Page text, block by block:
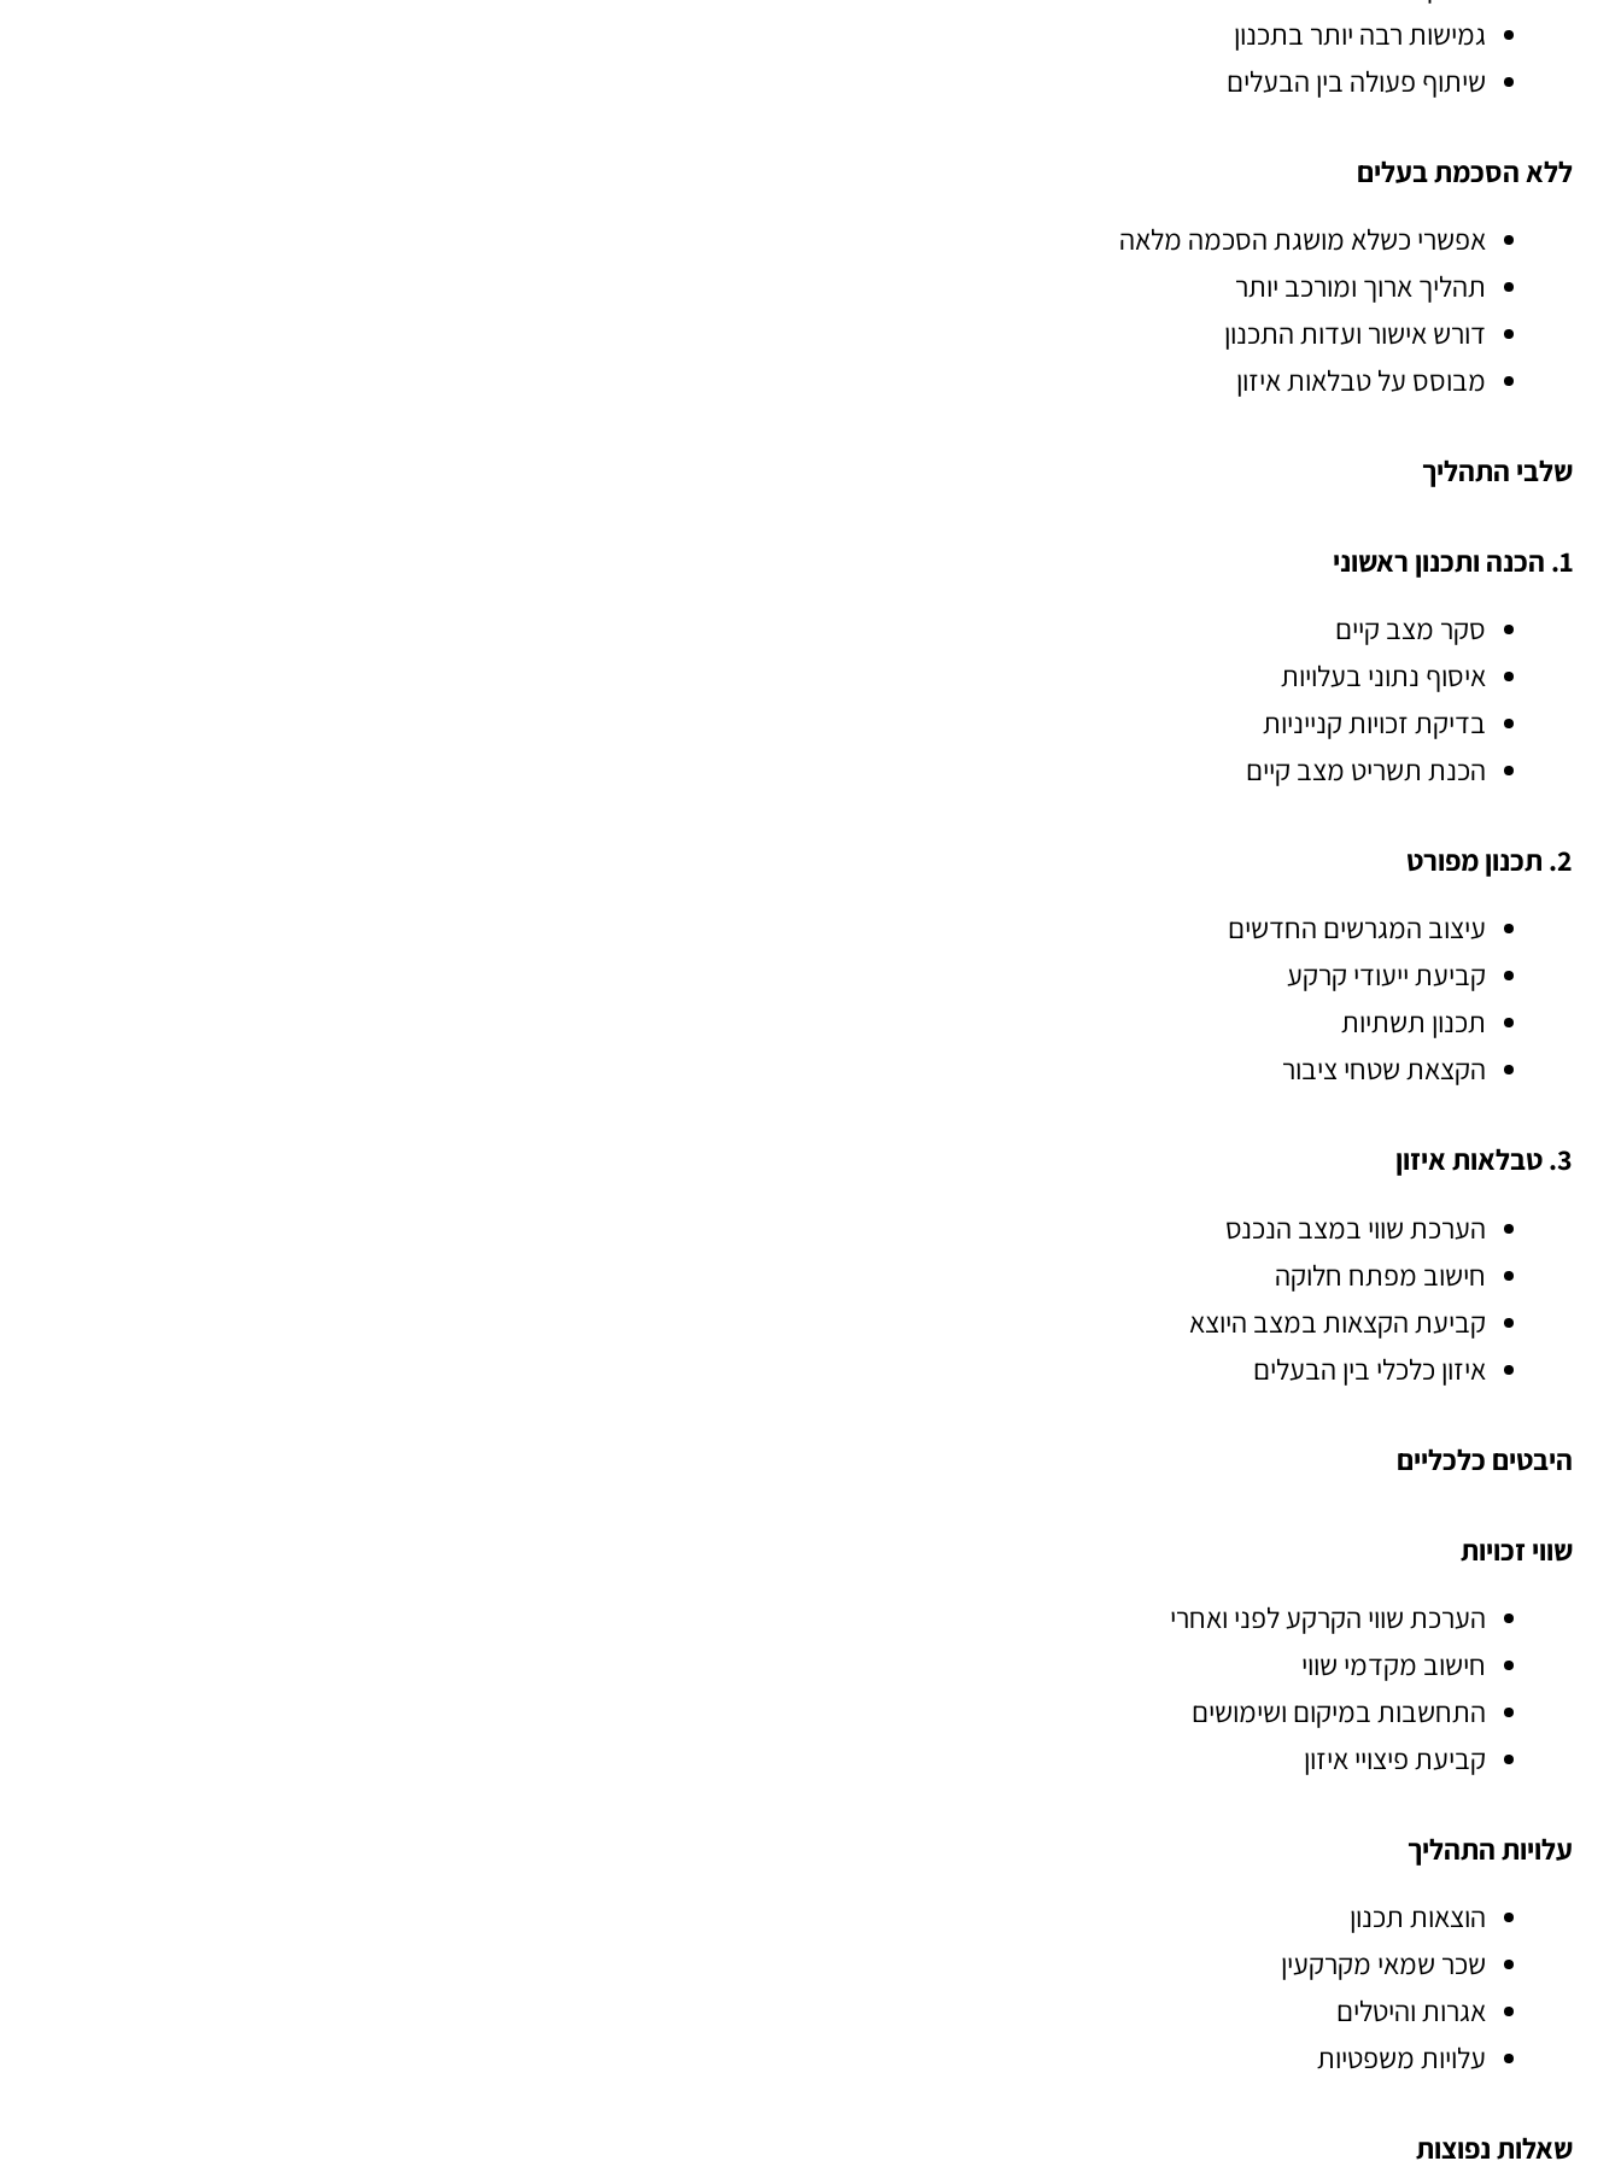
גמישות רבה יותר בתכנון
שיתוף פעולה בין הבעלים
ללא הסכמת בעלים
אפשרי כשלא מושגת הסכמה מלאה
תהליך ארוך ומורכב יותר
דורש אישור ועדות התכנון
מבוסס על טבלאות איזון
שלבי התהליך
1. הכנה ותכנון ראשוני
סקר מצב קיים
איסוף נתוני בעלויות
בדיקת זכויות קנייניות
הכנת תשריט מצב קיים
2. תכנון מפורט
עיצוב המגרשים החדשים
קביעת ייעודי קרקע
תכנון תשתיות
הקצאת שטחי ציבור
3. טבלאות איזון
הערכת שווי במצב הנכנס
חישוב מפתח חלוקה
קביעת הקצאות במצב היוצא
איזון כלכלי בין הבעלים
היבטים כלכליים
שווי זכויות
הערכת שווי הקרקע לפני ואחרי
חישוב מקדמי שווי
התחשבות במיקום ושימושים
קביעת פיצויי איזון
עלויות התהליך
הוצאות תכנון
שכר שמאי מקרקעין
אגרות והיטלים
עלויות משפטיות
שאלות נפוצות